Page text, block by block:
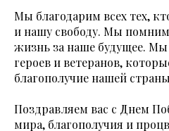
Мы благодарим всех тех,
и нашу свободу. Мы
жизнь за наше будущее.
героев и ветеранов,
благополучие нашей
Поздравляем вас с Днем
мира, благополучия и